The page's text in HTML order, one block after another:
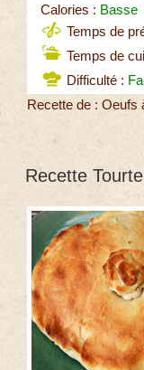
Calories : Basse
Temps de
Temps de
Difficulté :
Recette de : Oeufs
Recette